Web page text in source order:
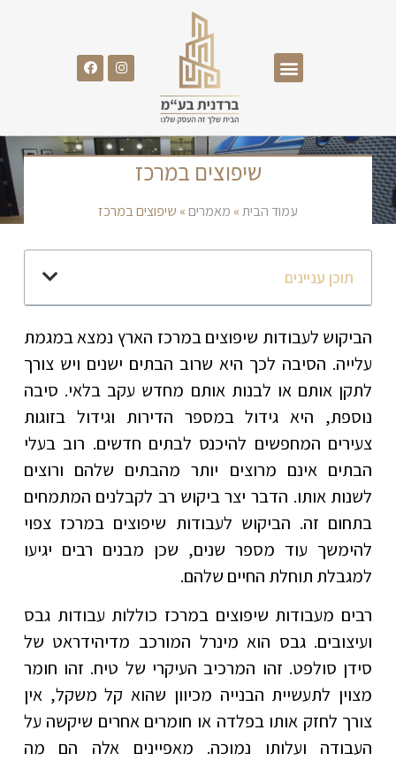
שיפוצים במרכז
עמוד הבית» מאמרים » שיפוצים במרכז
תוכן עניינים
הביקוש לעבודות שיפוצים במרכז הארץ נמצא במגמת
עלייה. הסיבה לכך היא שרוב הבתים ישנים ויש צורך
לתקן אותם או לבנות אותם מחדש עקב בלאי. סיבה
נוספת, היא גידול במספר הדירות וגידול בזוגות
צעירים המחפשים להיכנס לבתים חדשים. רוב בעלי
הבתים אינם מרוצים יותר מהבתים שלהם ורוצים
לשנות אותו. הדבר יצר ביקוש רב לקבלנים המתמחים
בתחום זה. הביקוש לעבודות שיפוצים במרכז צפוי
להימשך עוד מספר שנים, שכן מבנים רבים יגיעו
למגבלת תוחלת החיים שלהם.
רבים מעבודות שיפוצים במרכז כוללות עבודות גבס
ועיצובים. גבס הוא מינרל המורכב מדיהידראט של
סידן סולפט. זהו המרכיב העיקרי של טיח. זהו חומר
מצוין לתעשיית הבנייה מכיוון שהוא קל משקל, אין
צורך לחזק אותו בפלדה או חומרים אחרים שיקשה על
העבודה ועלותו נמוכה. מאפיינים אלה הם מה